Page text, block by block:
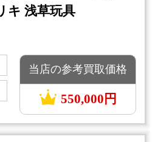
キ 浅草玩具
当店の参考買取価格
550,000円